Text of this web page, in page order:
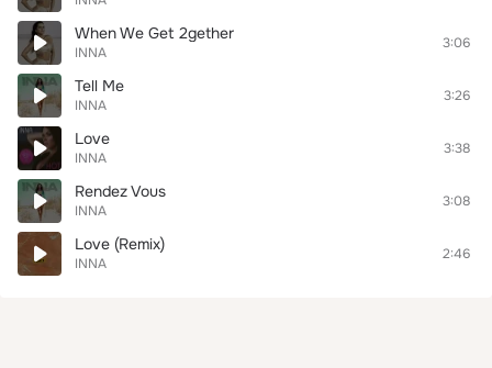
When We Get 2gether
INNA
3:06
Tell Me
INNA
3:26
Love
INNA
3:38
Rendez Vous
INNA
3:08
Love (Remix)
INNA
2:46